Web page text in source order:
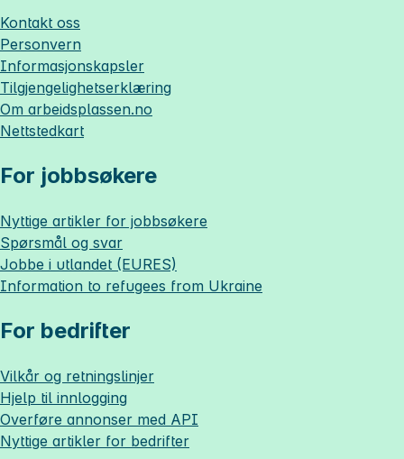
Kontakt oss
Personvern
Informasjonskapsler
Tilgjengelighetserklæring
Om arbeidsplassen.no
Nettstedkart
For jobbsøkere
Nyttige artikler for jobbsøkere
Spørsmål og svar
Jobbe i utlandet (EURES)
Information to refugees from Ukraine
For bedrifter
Vilkår og retningslinjer
Hjelp til innlogging
Overføre annonser med API
Nyttige artikler for bedrifter